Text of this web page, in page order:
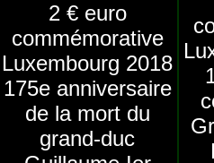
2 € euro
commémorative
Luxembourg 2018
175e anniversaire
de la mort du
grand-duc